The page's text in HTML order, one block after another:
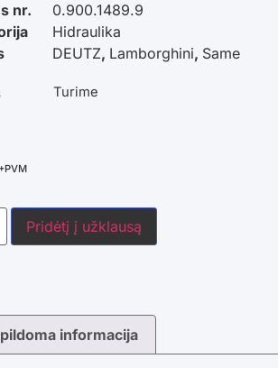
nr.
0.900.1489.9
Hidraulika
DEUTZ, Lamborghini, Same
Turime
+PVM
Pridėtį į užklausą
informacija